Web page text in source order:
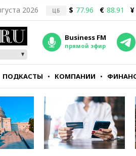
2026 ЦБ $ 77.96 € 88.91 ¥
Business FM
прямой эфир
ПОДКАСТЫ КОМПАНИИ